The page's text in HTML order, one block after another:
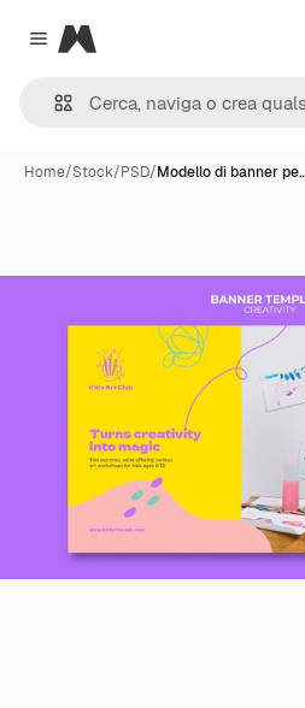
Close menu
Magnific
Home/Stock/PSD/Modello di banner